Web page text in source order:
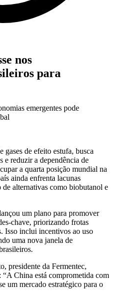
nos
para
emergentes pode
de efeito estufa, busca
e reduzir a dependência de
a quarta posição mundial na
ainda enfrenta lacunas
alternativas como biobutanol e
um plano para promover
chave, priorizando frotas
Isso inclui incentivos ao uso
uma nova janela de
presidente da Fermentec,
“A China está comprometida com
um mercado estratégico para o